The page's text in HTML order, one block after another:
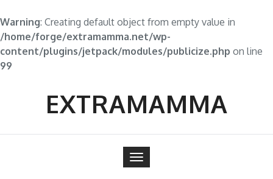
Warning: Creating default object from empty value in
/home/forge/extramamma.net/wp-
content/plugins/jetpack/modules/publicize.php on line
99
EXTRAMAMMA
Toggle
navigation